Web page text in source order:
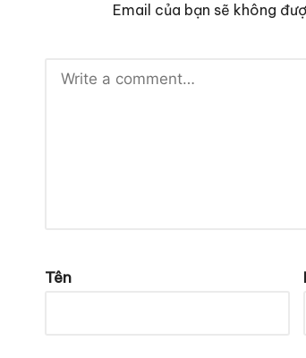
Email của bạn sẽ không
Tên